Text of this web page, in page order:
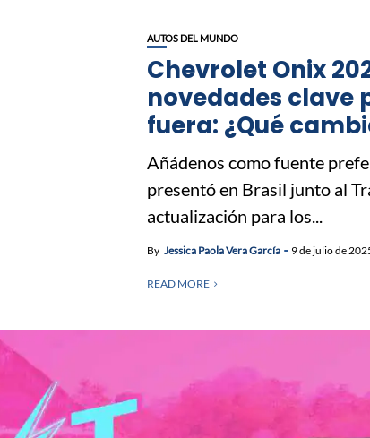
AUTOS DEL MUNDO
Chevrolet Onix
novedades clave
fuera: ¿Qué
Añádenos como fuente
presentó en Brasil junto al
actualización para los...
By Jessica Paola Vera García 9 de julio de
READ MORE